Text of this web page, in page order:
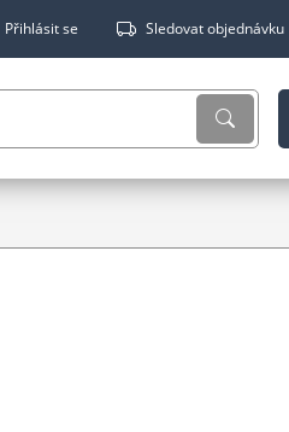
Přihlásit se Sledovat objednávku